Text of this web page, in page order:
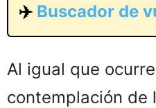
✈️ Buscador de
Al igual que
contemplación de